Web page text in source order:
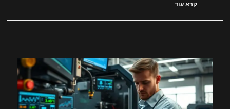
קרא עוד